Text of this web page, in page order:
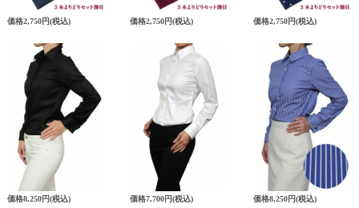
価格2,750円(税込) 価格2,750円(税込) 価格2,750円(税込)
価格8,250円(税込) 価格7,700円(税込) 価格8,250円(税込)